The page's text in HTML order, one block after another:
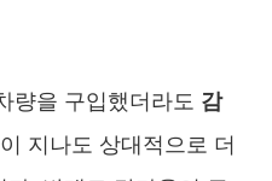
량을 구입했더라도 감
지나도 상대적으로 더